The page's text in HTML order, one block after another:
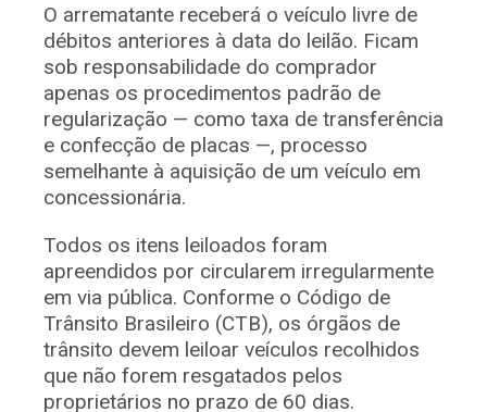
O arrematante receberá o veículo livre de
débitos anteriores à data do leilão. Ficam
sob responsabilidade do comprador
apenas os procedimentos padrão de
regularização — como taxa de transferência
e confecção de placas —, processo
semelhante à aquisição de um veículo em
concessionária.
Todos os itens leiloados foram
apreendidos por circularem irregularmente
em via pública. Conforme o Código de
Trânsito Brasileiro (CTB), os órgãos de
trânsito devem leiloar veículos recolhidos
que não forem resgatados pelos
proprietários no prazo de 60 dias.